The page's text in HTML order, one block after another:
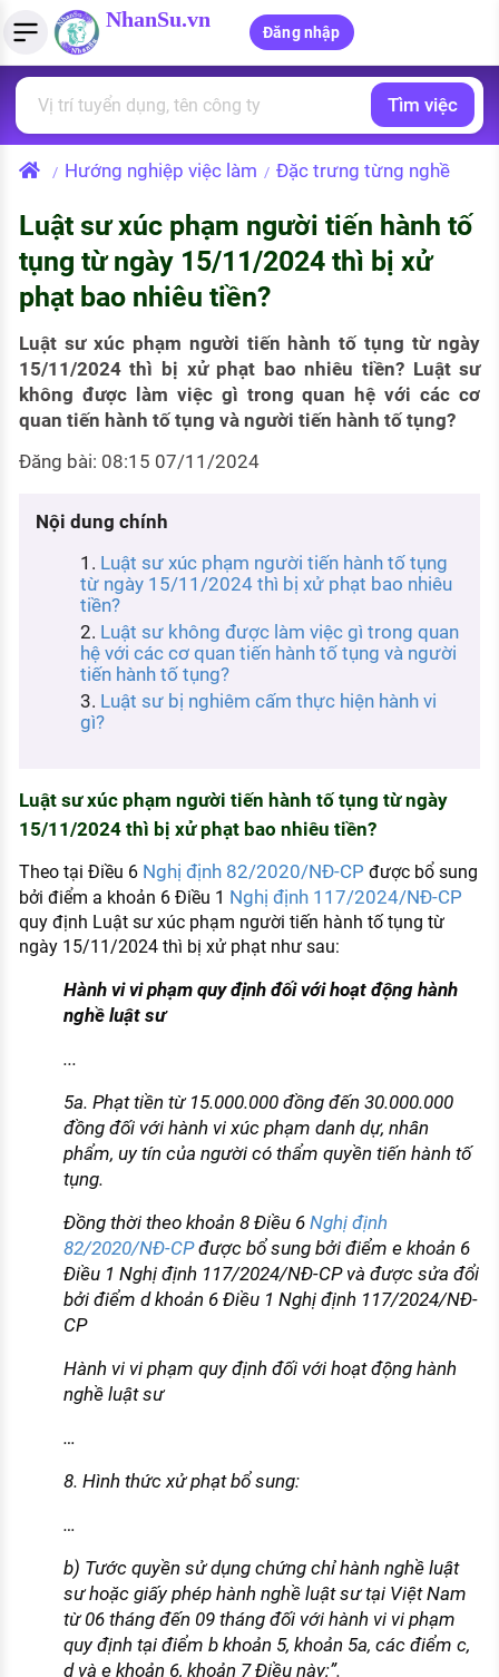
NhanSu.vn
Đăng nhập
Tìm việc làm
Việc làm ngành luật
Việc làm lương cao
Việc làm tốt nhất
CÔNG TY
Danh sách nhà tuyển dụng
Nhà tuyển dụng hàng đầu
Quản lý CV
Tải CV lên
Tạo CV trực tuyến
MẪU CV THEO STYLE
Mẫu CV đơn giản
Mẫu CV hiện đại
Tính lương Gross - Net
Tính thuế thu nhập cá nhân
Tính trợ cấp thất nghiệp
PHÁP LUẬT VIỆT NAM
Văn bản pháp luật
PHÁP LUẬT LAO ĐỘNG
Lao động và tiền lương
Thuế thu nhập
Hồ sơ biểu mẫu
Chính sách lao động
KHÁM PHÁ NGHỀ NGHIỆP
Tử vi nghề nghiệp
Kỹ năng nghề nghiệp
HƯỚNG NGHIỆP VIỆC LÀM
Đặc trưng từng nghề
Xu hướng việc làm
NHÂN SỰ
TUYỂN DỤNG VIỆC LÀM
Tìm việc
/ Hướng nghiệp việc làm / Đặc trưng từng nghề
Luật sư xúc phạm người tiến hành tố
tụng từ ngày 15/11/2024 thì bị xử
phạt bao nhiêu tiền?
Luật sư xúc phạm người tiến hành tố tụng từ ngày
15/11/2024 thì bị xử phạt bao nhiêu tiền? Luật sư
không được làm việc gì trong quan hệ với các cơ
quan tiến hành tố tụng và người tiến hành tố tụng?
Đăng bài: 08:15 07/11/2024
Nội dung chính
Luật sư xúc phạm người tiến hành tố tụng
từ ngày 15/11/2024 thì bị xử phạt bao nhiêu
tiền?
Luật sư không được làm việc gì trong quan
hệ với các cơ quan tiến hành tố tụng và người
tiến hành tố tụng?
Luật sư bị nghiêm cấm thực hiện hành vi
gì?
Luật sư xúc phạm người tiến hành tố tụng từ ngày
15/11/2024 thì bị xử phạt bao nhiêu tiền?
Theo tại Điều 6 Nghị định 82/2020/NĐ-CP được bổ sung
bởi điểm a khoản 6 Điều 1 Nghị định 117/2024/NĐ-CP
quy định Luật sư xúc phạm người tiến hành tố tụng từ
ngày 15/11/2024 thì bị xử phạt như sau:
Hành vi vi phạm quy định đối với hoạt động hành
nghề luật sư
...
5a. Phạt tiền từ 15.000.000 đồng đến 30.000.000
đồng đối với hành vi xúc phạm danh dự, nhân
phẩm, uy tín của người có thẩm quyền tiến hành tố
tụng.
Đồng thời theo khoản 8 Điều 6 Nghị định
82/2020/NĐ-CPđược bổ sung bởi điểm e khoản 6
Điều 1 Nghị định 117/2024/NĐ-CP và được sửa đổi
bởi điểm d khoản 6 Điều 1 Nghị định 117/2024/NĐ-
CP
Hành vi vi phạm quy định đối với hoạt động hành
nghề luật sư
…
8. Hình thức xử phạt bổ sung:
…
b) Tước quyền sử dụng chứng chỉ hành nghề luật
sư hoặc giấy phép hành nghề luật sư tại Việt Nam
từ 06 tháng đến 09 tháng đối với hành vi vi phạm
quy định tại điểm b khoản 5, khoản 5a, các điểm c,
d và e khoản 6, khoản 7 Điều này;”.